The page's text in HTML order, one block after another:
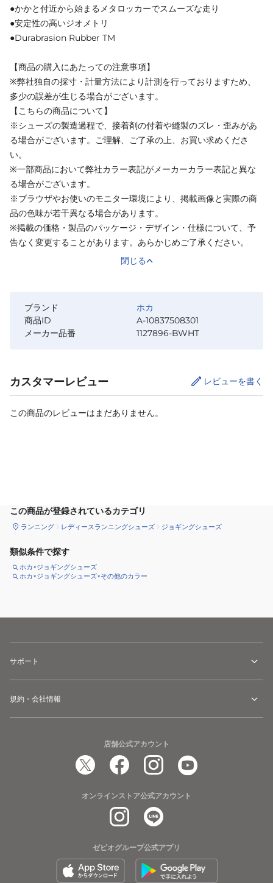
●かかと付近から始まるメタロッカーでスムーズな走り
●安定性の高いジオメトリ
●Durabrasion Rubber TM
【商品の購入にあたっての注意事項】
※弊社独自の採寸・計量方法により計測を行っておりますため、
多少の誤差が生じる場合がございます。
【こちらの商品について】
※シューズの製造過程で、接着剤の付着や縫製のズレ・歪みがあ
る場合がございます。ご理解、ご了承の上、お買い求めくださ
い。
※一部商品において弊社カラー表記がメーカーカラー表記と異な
る場合がございます。
※ブラウザやお使いのモニター環境により、掲載画像と実際の商
品の色味が若干異なる場合があります。
※掲載の価格・製品のパッケージ・デザイン・仕様について、予
告なく変更することがあります。あらかじめご了承ください。
閉じる
ブランド
ホカ
商品ID
A-10837508301
メーカー品番
1127896-BWHT
カスタマーレビュー レビューを書く
この商品のレビューはまだありません。
この商品が登録されているカテゴリ
ランニング レディースランニングシューズ ジョギングシューズ
類似条件で探す
ホカ×ジョギングシューズ
ホカ×ジョギングシューズ×その他のカラー
サポート
規約・会社情報
店舗公式アカウント
オンラインストア公式アカウント
ゼビオグループ公式アプリ